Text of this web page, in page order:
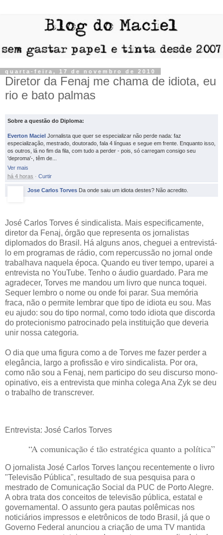
quarta-feira, 17 de novembro de 2010
Diretor da Fenaj me chama de idiota, eu
rio e bato palmas
Sobre a questão do Diploma:
Everton Maciel Jornalista que quer se especializar não perde nada: faz
especialização, mestrado, doutorado, fala 4 línguas e segue em frente. Enquanto isso,
os outros, lá no fim da fila, com tudo a perder - pois, só carregam consigo seu
'deproma'-, têm de
Ver mais
há 4 horas · Curtir
Jose Carlos Torves Da onde saiu um idiota destes? Não acredito.
José Carlos Torves é sindicalista. Mais especificamente,
diretor da Fenaj, órgão que representa os jornalistas
diplomados do Brasil. Há alguns anos, cheguei a entrevistá-
lo em programas de rádio, com repercussão no jornal onde
trabalhava naquela época. Quando eu tiver tempo, uparei a
entrevista no YouTube. Tenho o áudio guardado. Para me
agradecer, Torves me mandou um livro que nunca toquei.
Sequer lembro o nome ou onde foi parar. Sua memória
fraca, não o permite lembrar que tipo de idiota eu sou. Mas
eu ajudo: sou do tipo normal, como todo idiota que discorda
do protecionismo patrocinado pela instituição que deveria
unir nossa categoria.
O dia que uma figura como a de Torves me fazer perder a
elegância, largo a profissão e viro sindicalista. Por ora,
como não sou a Fenaj, nem participo do seu discurso mono-
opinativo, eis a entrevista que minha colega Ana Zyk se deu
o trabalho de transcrever.
Entrevista: José Carlos Torves
“A comunicação é tão estratégica quanto a política”
O jornalista José Carlos Torves lançou recentemente o livro
"Televisão Pública", resultado de sua pesquisa para o
mestrado de Comunicação Social da PUC de Porto Alegre.
A obra trata dos conceitos de televisão pública, estatal e
governamental. O assunto gera pautas polêmicas nos
noticiários impressos e eletrônicos de todo Brasil, já que o
Governo Federal anunciou a criação de uma TV mantida